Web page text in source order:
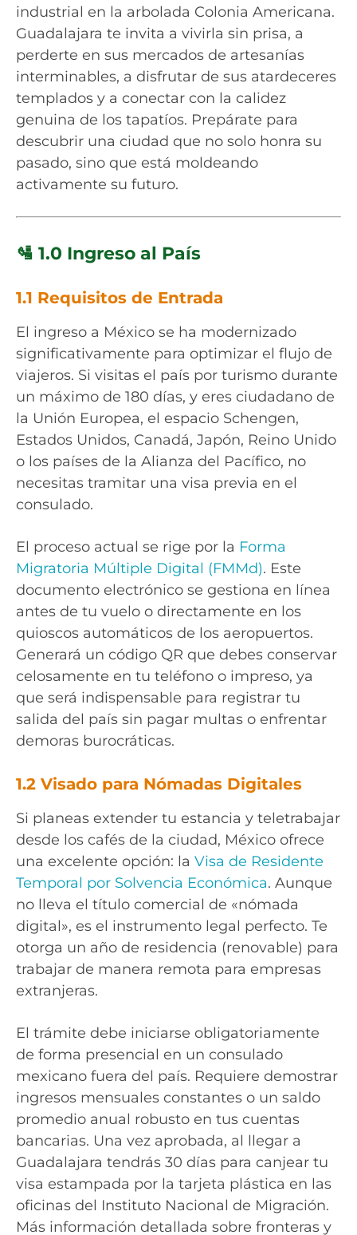
industrial en la arbolada Colonia Americana.
Guadalajara te invita a vivirla sin prisa, a
perderte en sus mercados de artesanías
interminables, a disfrutar de sus atardeceres
templados y a conectar con la calidez
genuina de los tapatíos. Prepárate para
descubrir una ciudad que no solo honra su
pasado, sino que está moldeando
activamente su futuro.
🛂 1.0 Ingreso al País
1.1 Requisitos de Entrada
El ingreso a México se ha modernizado
significativamente para optimizar el flujo de
viajeros. Si visitas el país por turismo durante
un máximo de 180 días, y eres ciudadano de
la Unión Europea, el espacio Schengen,
Estados Unidos, Canadá, Japón, Reino Unido
o los países de la Alianza del Pacífico, no
necesitas tramitar una visa previa en el
consulado.
El proceso actual se rige por la Forma
Migratoria Múltiple Digital (FMMd). Este
documento electrónico se gestiona en línea
antes de tu vuelo o directamente en los
quioscos automáticos de los aeropuertos.
Generará un código QR que debes conservar
celosamente en tu teléfono o impreso, ya
que será indispensable para registrar tu
salida del país sin pagar multas o enfrentar
demoras burocráticas.
1.2 Visado para Nómadas Digitales
Si planeas extender tu estancia y teletrabajar
desde los cafés de la ciudad, México ofrece
una excelente opción: la Visa de Residente
Temporal por Solvencia Económica. Aunque
no lleva el título comercial de «nómada
digital», es el instrumento legal perfecto. Te
otorga un año de residencia (renovable) para
trabajar de manera remota para empresas
extranjeras.
El trámite debe iniciarse obligatoriamente
de forma presencial en un consulado
mexicano fuera del país. Requiere demostrar
ingresos mensuales constantes o un saldo
promedio anual robusto en tus cuentas
bancarias. Una vez aprobada, al llegar a
Guadalajara tendrás 30 días para canjear tu
visa estampada por la tarjeta plástica en las
oficinas del Instituto Nacional de Migración.
Más información detallada sobre fronteras y